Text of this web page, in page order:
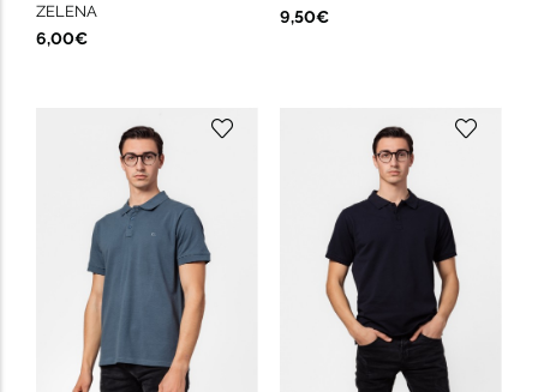
ZELENA
6,00€
9,50€